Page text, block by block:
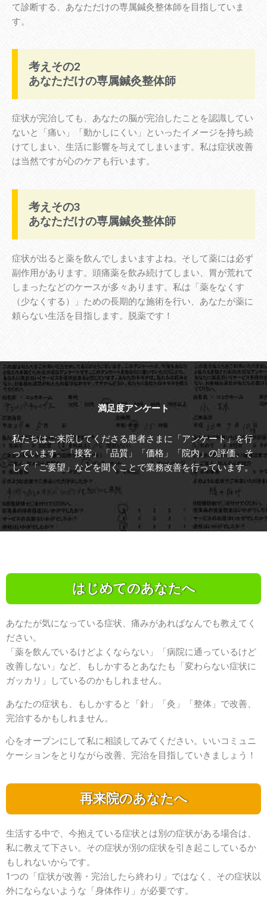
て診断する、あなただけの専属鍼灸整体師を目指していま
す。
考えその2
あなただけの専属鍼灸整体師
症状が完治しても、あなたの脳が完治したことを認識してい
ないと「痛い」「動かしにくい」といったイメージを持ち続
けてしまい、生活に影響を与えてしまいます。私は症状改善
は当然ですが心のケアも行います。
考えその3
あなただけの専属鍼灸整体師
症状が出ると薬を飲んでしまいますよね。そして薬には必ず
副作用があります。頭痛薬を飲み続けてしまい、胃が荒れて
しまったなどのケースが多々あります。私は「薬をなくす
（少なくする）」ための長期的な施術を行い、あなたが薬に
頼らない生活を目指します。脱薬です！
満足度アンケート
私たちはご来院してくださる患者さまに「アンケート」を行
っています。「接客」「品質」「価格」「院内」の評価、そ
して「ご要望」などを聞くことで業務改善を行っています。
はじめてのあなたへ
あなたが気になっている症状、痛みがあればなんでも教えてく
ださい。
「薬を飲んでいるけどよくならない」「病院に通っているけど
改善しない」など、もしかするとあなたも「変わらない症状に
ガッカリ」しているのかもしれません。
あなたの症状も、もしかすると「針」「灸」「整体」で改善、
完治するかもしれません。
心をオープンにして私に相談してみてください。いいコミュニ
ケーションをとりながら改善、完治を目指していきましょう！
再来院のあなたへ
生活する中で、今抱えている症状とは別の症状がある場合は、
私に教えて下さい。その症状が別の症状を引き起こしているか
もしれないからです。
1つの「症状が改善・完治したら終わり」ではなく、その症状以
外にならないような「身体作り」が必要です。